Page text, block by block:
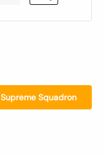
Supreme Squadron